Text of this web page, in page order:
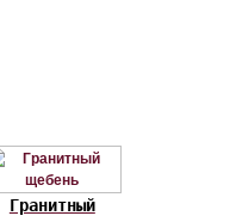
Гранитный